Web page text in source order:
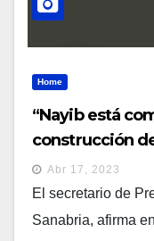
Home
“Nayib está
construcción
Sanabria
Abr 17, 2023
El secretario de
Sanabria, afirma